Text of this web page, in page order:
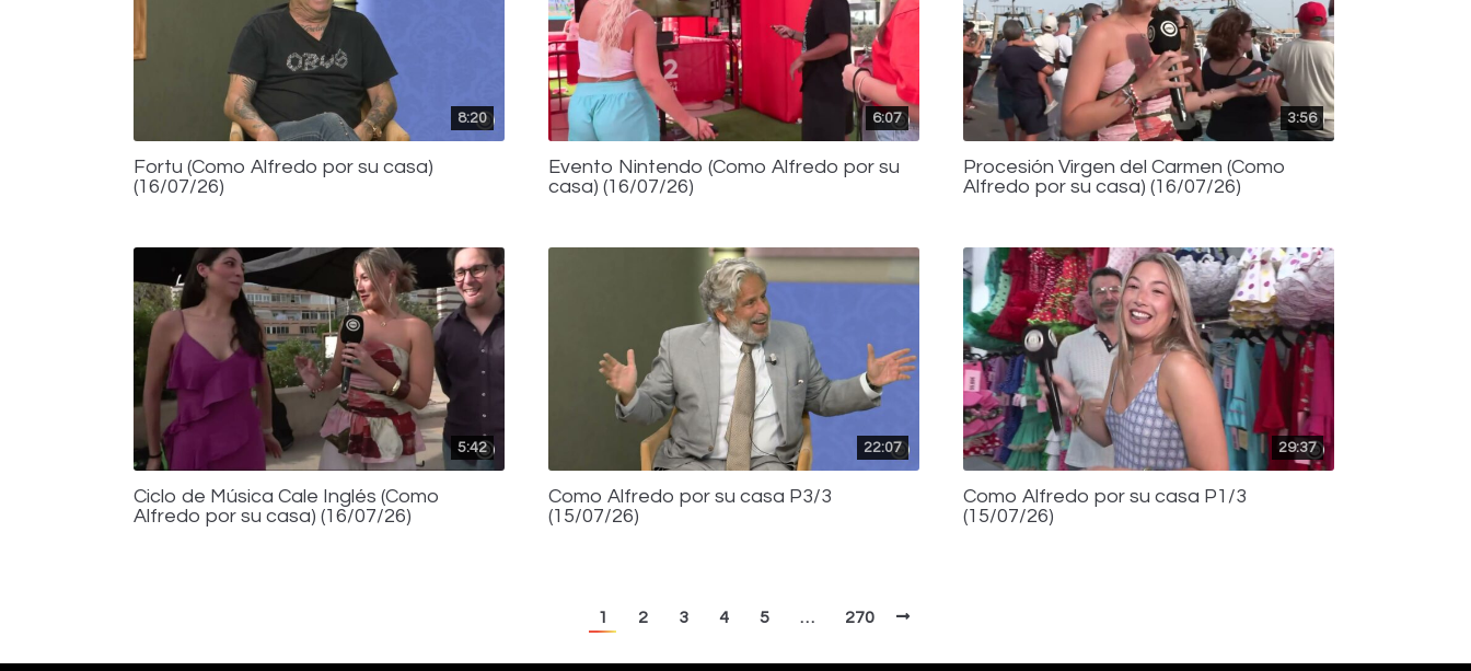
8:20
Fortu (Como Alfredo por su casa)
(16/07/26)
6:07
Evento Nintendo (Como Alfredo por su
casa) (16/07/26)
3:56
Procesión Virgen del Carmen (Como
Alfredo por su casa) (16/07/26)
5:42
Ciclo de Música Cale Inglés (Como
Alfredo por su casa) (16/07/26)
22:07
Como Alfredo por su casa P3/3
(15/07/26)
29:37
Como Alfredo por su casa P1/3
(15/07/26)
1 2 3 4 5 … 270